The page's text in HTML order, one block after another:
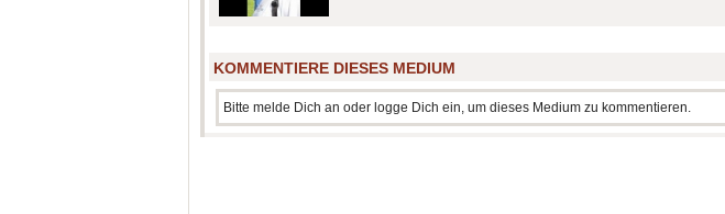
KOMMENTIERE DIESES MEDIUM
Bitte melde Dich an oder logge Dich ein, um dieses Medium zu kommentieren.